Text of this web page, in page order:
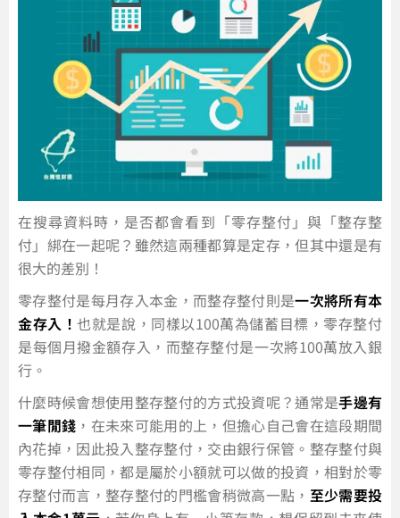
在搜尋資料時，是否都會看到「零存整付」與「整存整
付」綁在一起呢？雖然這兩種都算是定存，但其中還是有
很大的差別！
零存整付是每月存入本金，而整存整付則是一次將所有本
金存入！也就是說，同樣以100萬為儲蓄目標，零存整付
是每個月撥金額存入，而整存整付是一次將100萬放入銀
行。
什麼時候會想使用整存整付的方式投資呢？通常是手邊有
一筆閒錢 ，在未來可能用的上，但擔心自己會在這段期間
內花掉，因此投入整存整付，交由銀行保管。整存整付與
零存整付相同，都是屬於小額就可以做的投資，相對於零
存整付而言，整存整付的門檻會稍微高一點， 至少需要投